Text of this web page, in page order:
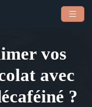
vos
avec
?